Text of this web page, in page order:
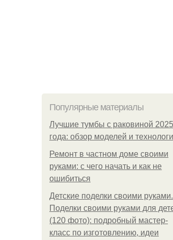
Популярные материалы
Лучшие тумбы с раковиной 2025
года: обзор моделей и
Ремонт в частном доме своими
руками: с чего начать и как не
ошибиться
Детские поделки своими руками.
Поделки своими руками для
(120 фото): подробный мастер-
класс по изготовлению, идеи